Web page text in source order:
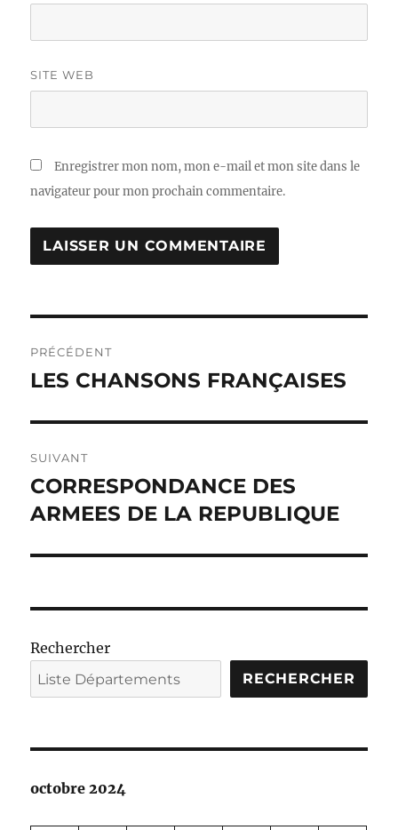
SITE WEB
Enregistrer mon nom, mon e-mail et mon site dans le
navigateur pour mon prochain commentaire.
de
PRÉCÉDENT
Publication
LES CHANSONS FRANÇAISES
SUIVANT
Publication
suivante :
CORRESPONDANCE DES
ARMEES DE LA REPUBLIQUE
Rechercher
RECHERCHER
octobre 2024